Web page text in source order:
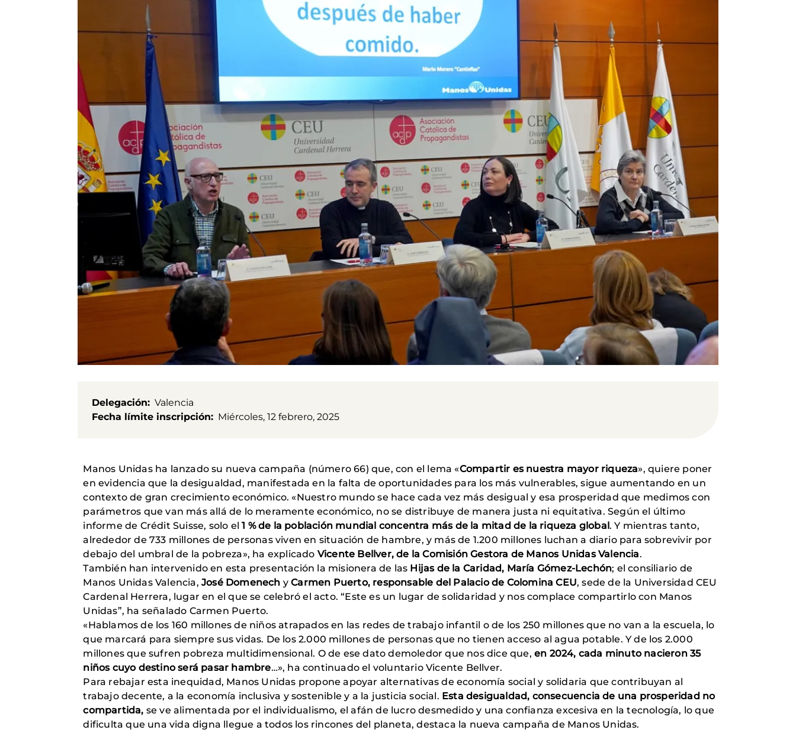
Delegación
Valencia
Fecha límite inscripción
Miércoles, 12 febrero, 2025
Manos Unidas ha lanzado su nueva campaña (número 66) que, con el lema «Compartir es nuestra mayor riqueza», quiere poner
en evidencia que la desigualdad, manifestada en la falta de oportunidades para los más vulnerables, sigue aumentando en un
contexto de gran crecimiento económico. «Nuestro mundo se hace cada vez más desigual y esa prosperidad que medimos con
parámetros que van más allá de lo meramente económico, no se distribuye de manera justa ni equitativa. Según el último
informe de Crédit Suisse, solo el1 % de la población mundial concentra más de la mitad de la riqueza global. Y mientras tanto,
alrededor de 733 millones de personas viven en situación de hambre, y más de 1.200 millones luchan a diario para sobrevivir por
debajo del umbral de la pobreza», ha explicado Vicente Bellver, de la Comisión Gestora de Manos Unidas Valencia.
También han intervenido en esta presentación la misionera de las Hijas de la Caridad, María Gómez-Lechón; el consiliario de
Manos Unidas Valencia, José Domenech yCarmen Puerto, responsable del Palacio de Colomina CEU, sede de la Universidad CEU
Cardenal Herrera, lugar en el que se celebró el acto. “Este es un lugar de solidaridad y nos complace compartirlo con Manos
Unidas”, ha señalado Carmen Puerto.
«Hablamos de los 160 millones de niños atrapados en las redes de trabajo infantil o de los 250 millones que no van a la escuela, lo
que marcará para siempre sus vidas. De los 2.000 millones de personas que no tienen acceso al agua potable. Y de los 2.000
millones que sufren pobreza multidimensional. O de ese dato demoledor que nos dice que, en 2024, cada minuto nacieron 35
niños cuyo destino será pasar hambre…», ha continuado el voluntario Vicente Bellver.
Para rebajar esta inequidad, Manos Unidas propone apoyar alternativas de economía social y solidaria que contribuyan al
trabajo decente, a la economía inclusiva y sostenible y a la justicia social. Esta desigualdad, consecuencia de una prosperidad no
compartida, se ve alimentada por el individualismo, el afán de lucro desmedido y una confianza excesiva en la tecnología, lo que
dificulta que una vida digna llegue a todos los rincones del planeta, destaca la nueva campaña de Manos Unidas.